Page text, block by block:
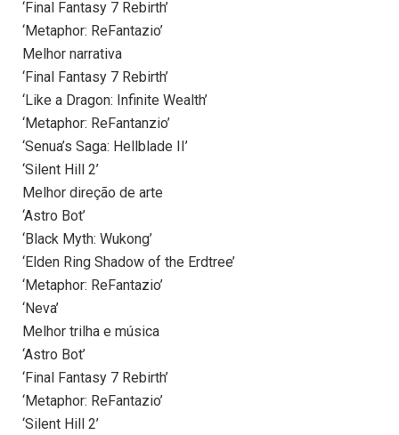
‘Final Fantasy 7 Rebirth’
‘Metaphor: ReFantazio’
Melhor narrativa
‘Final Fantasy 7 Rebirth’
‘Like a Dragon: Infinite Wealth’
‘Metaphor: ReFantanzio’
‘Senua’s Saga: Hellblade II’
‘Silent Hill 2’
Melhor direção de arte
‘Astro Bot’
‘Black Myth: Wukong’
‘Elden Ring Shadow of the Erdtree’
‘Metaphor: ReFantazio’
‘Neva’
Melhor trilha e música
‘Astro Bot’
‘Final Fantasy 7 Rebirth’
‘Metaphor: ReFantazio’
‘Silent Hill 2’